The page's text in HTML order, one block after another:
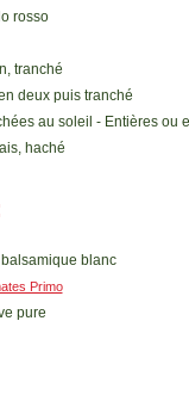
rosso
tranché
deux puis tranché
au soleil - Entières ou
haché
blanc
Primo
pure